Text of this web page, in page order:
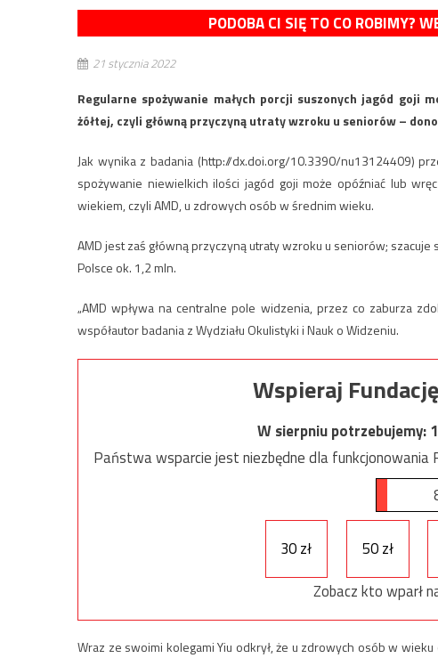
PODOBA CI SIĘ TO CO ROBIMY?
21 stycznia 2022
Regularne spożywanie małych porcji suszonych jagód goji
żółtej, czyli główną przyczyną utraty wzroku u seniorów –
Jak wynika z badania (http://dx.doi.org/10.3390/nu13124409)
spożywanie niewielkich ilości jagód goji może opóźniać lub
wiekiem, czyli AMD, u zdrowych osób w średnim wieku.
AMD jest zaś główną przyczyną utraty wzroku u seniorów;
Polsce ok. 1,2 mln.
„AMD wpływa na centralne pole widzenia, przez co zaburza
współautor badania z Wydziału Okulistyki i Nauk o Widzeniu.
Wspieraj
W sierpniu potrzebujemy:
Państwa wsparcie jest niezbędne dla funkcjonowania
30 zł 50 zł
Zobacz kto wparł
Wraz ze swoimi kolegami Yiu odkrył, że u zdrowych osób w